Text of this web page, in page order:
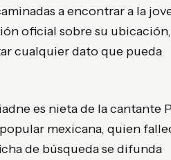
a encontrar a la
oficial sobre su
cualquier dato que pueda
es nieta de la cantante
mexicana, quien
de búsqueda se difunda